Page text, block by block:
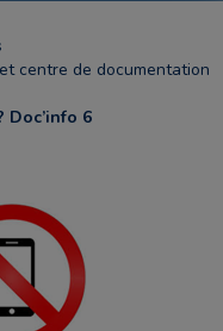
centre de documentation
Doc’info 6